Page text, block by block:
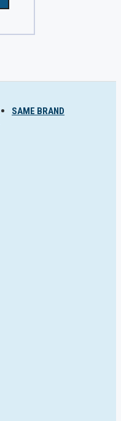
SAME BRAND